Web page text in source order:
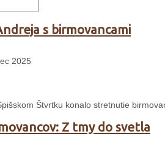
s birmovancami
2025
Štvrtku konalo stretnutie
Z tmy do svetla